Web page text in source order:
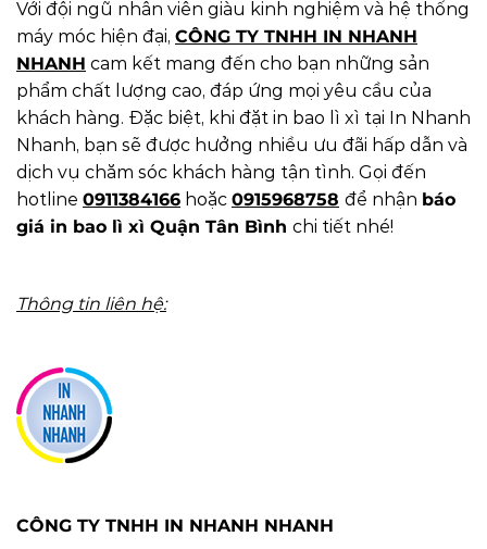
Với đội ngũ nhân viên giàu kinh nghiệm và hệ thống
máy móc hiện đại, CÔNG TY TNHH IN NHANH
NHANH cam kết mang đến cho bạn những sản
phẩm chất lượng cao, đáp ứng mọi yêu cầu của
khách hàng. Đặc biệt, khi đặt in bao lì xì tại In Nhanh
Nhanh, bạn sẽ được hưởng nhiều ưu đãi hấp dẫn và
dịch vụ chăm sóc khách hàng tận tình. Gọi đến
hotline 0911384166 hoặc 0915968758 để nhận báo
giá in bao lì xì Quận Tân Bình chi tiết nhé!
Thông tin liên hệ:
CÔNG TY TNHH IN NHANH NHANH